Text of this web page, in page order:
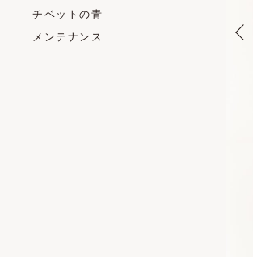
チベットの青
メンテナンス